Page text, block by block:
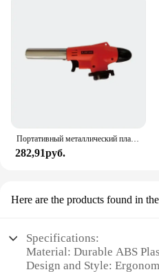
Портативный металлический пламенный пистолет, бутановая газовая сварочная горелка, сварочная газовая горелка, газовая горелка, продувка для барбекю, кемпинга, приготовления пищи
282,91руб.
Here are the products found in the
Specifications:
Material: Durable ABS
Design and Style: